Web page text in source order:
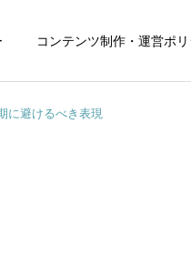
コンテンツ制作・運営ポ
に避けるべき表現